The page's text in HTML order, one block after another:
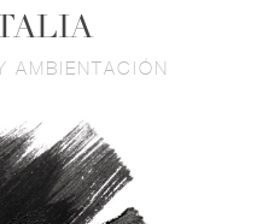
AMBIENTACIÓN